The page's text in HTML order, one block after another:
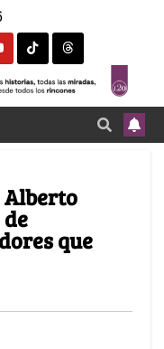
Alberto
que